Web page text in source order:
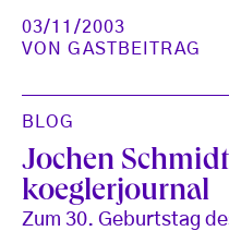
03/11/2003
VONGASTBEITRAG
BLOG
Jochen
koeglerjournal
Zum 30. Geburtstag